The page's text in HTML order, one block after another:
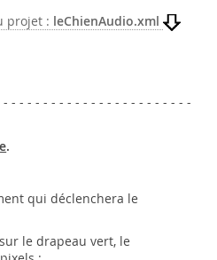
projet : leChienAudio.xml
- - - - - - - - - - - - - - - - - - - - - - -
.
qui déclenchera le
le drapeau vert, le